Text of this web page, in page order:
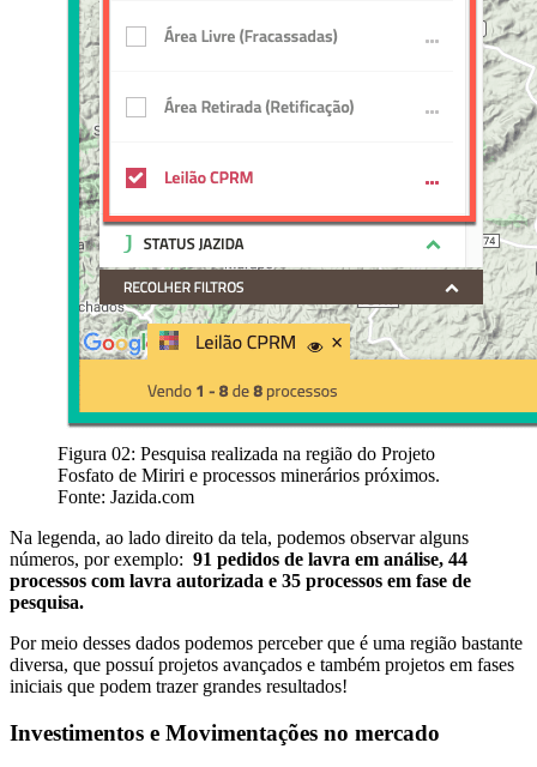
Figura 02: Pesquisa realizada na região do Projeto
Fosfato de Miriri e processos minerários próximos.
Fonte: Jazida.com
Na legenda, ao lado direito da tela, podemos observar alguns
números, por exemplo: 91 pedidos de lavra em análise, 44
processos com lavra autorizada e 35 processos em fase de
pesquisa.
Por meio desses dados podemos perceber que é uma região bastante
diversa, que possuí projetos avançados e também projetos em fases
iniciais que podem trazer grandes resultados!
Investimentos e Movimentações no mercado